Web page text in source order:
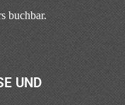
buchbar.
UND